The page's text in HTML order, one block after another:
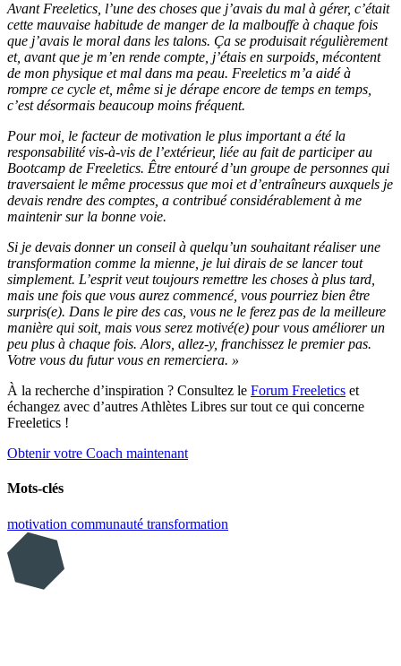
Avant Freeletics, l’une des choses que j’avais du mal à gérer, c’était
cette mauvaise habitude de manger de la malbouffe à chaque fois
que j’avais le moral dans les talons. Ça se produisait régulièrement
et, avant que je m’en rende compte, j’étais en surpoids, mécontent
de mon physique et mal dans ma peau. Freeletics m’a aidé à
rompre ce cycle et, même si je dérape encore de temps en temps,
c’est désormais beaucoup moins fréquent.
Pour moi, le facteur de motivation le plus important a été la
responsabilité vis-à-vis de l’extérieur, liée au fait de participer au
Bootcamp de Freeletics. Être entouré d’un groupe de personnes qui
traversaient le même processus que moi et d’entraîneurs auxquels je
devais rendre des comptes, a contribué considérablement à me
maintenir sur la bonne voie.
Si je devais donner un conseil à quelqu’un souhaitant réaliser une
transformation comme la mienne, je lui dirais de se lancer tout
simplement. L’esprit veut toujours remettre les choses à plus tard,
mais une fois que vous aurez commencé, vous pourriez bien être
surpris(e). Dans le pire des cas, vous ne le ferez pas de la meilleure
manière qui soit, mais vous serez motivé(e) pour vous améliorer un
peu plus à chaque fois. Alors, allez-y, franchissez le premier pas.
Votre vous du futur vous en remerciera. »
À la recherche d’inspiration ? Consultez le Forum Freeletics et
échangez avec d’autres Athlètes Libres sur tout ce qui concerne
Freeletics !
Obtenir votre Coach maintenant
Mots-clés
motivation communauté transformation